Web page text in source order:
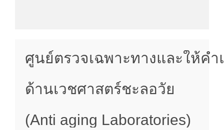
ศูนย์ตรวจเฉพาะทางและให้ค
ด้านเวชศาสตร์ชะลอวัย
(Anti aging Laboratories)